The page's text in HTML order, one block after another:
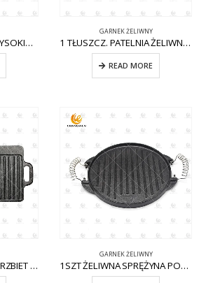
1 SZTUKA ŻELIWO Z WYSOKIMI UCHWYTAMI CW-CI007
GARNEK ŻELIWNY
1 TŁUSZCZ. PATELNIA ŻELIWNA W KSZTAŁCIE JAJKA Z WYJMOWANĄ RĄCZKĄ CW-CI011
READ MORE
1SZT DWUSTRONNY GRZBIET ŻELIWNY CW-CI002
GARNEK ŻELIWNY
1SZT ŻELIWNA SPRĘŻYNA PODWÓJNA CW-CI001